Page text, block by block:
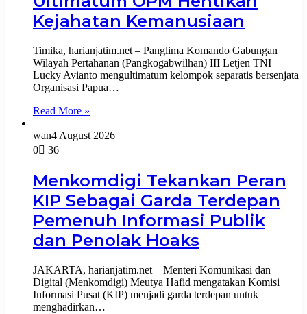
Kejahatan Kemanusiaan
Timika, harianjatim.net – Panglima Komando Gabungan
Wilayah Pertahanan (Pangkogabwilhan) III Letjen TNI
Lucky Avianto mengultimatum kelompok separatis bersenjata
Organisasi Papua…
Read More »
wan4 August 2026
0
36
Menkomdigi Tekankan Peran
KIP Sebagai Garda Terdepan
Pemenuh Informasi Publik
dan Penolak Hoaks
JAKARTA, harianjatim.net – Menteri Komunikasi dan
Digital (Menkomdigi) Meutya Hafid mengatakan Komisi
Informasi Pusat (KIP) menjadi garda terdepan untuk
menghadirkan…